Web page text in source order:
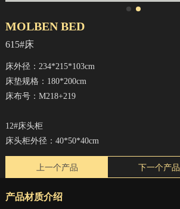
MOLBEN BED
615#床
床外径：234*215*103cm
床垫规格：180*200cm
床布号：M218+219
12#床头柜
床头柜外径：40*50*40cm
上一个产品 下一个产品
产品材质介绍